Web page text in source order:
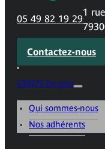
05 49 82 19 29
1
Contactez-nous
GEN79 Emploi
Qui sommes-nous
Nos adhérents